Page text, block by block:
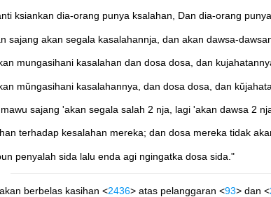
ksiankan dia-orang punya ksalahan, Dan dia-orang
sajang akan segala kasalahannja, dan akan dawsa-
mungasihani kasalahan dan dosa dosa, dan
mŭngasihani kasalahannya, dan dosa dosa, dan
sajang 'akan segala salah 2 nja, lagi 'akan dawsa 2
terhadap kesalahan mereka; dan dosa mereka tidak
penyalah sida lalu enda agi ngingatka dosa sida."
berbelas kasihan <2436> atas pelanggaran <93> dan <